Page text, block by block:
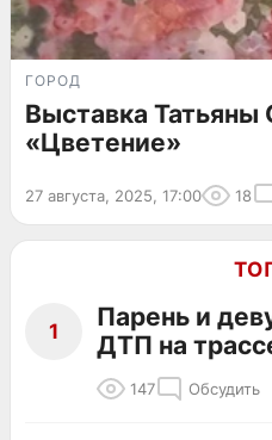
ГОРОД
Выставка Татьяны
«Цветение»
27 августа, 2025, 17:00 18
1
Парень и
ДТП на
147 Обсудить